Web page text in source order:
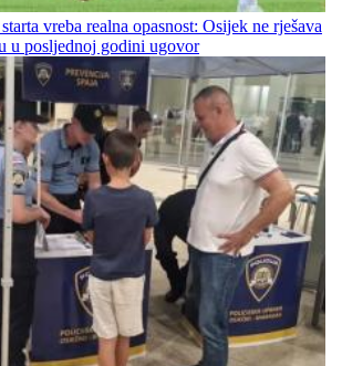
vreba realna opasnost: Osijek ne rješava
u posljednoj godini ugovor